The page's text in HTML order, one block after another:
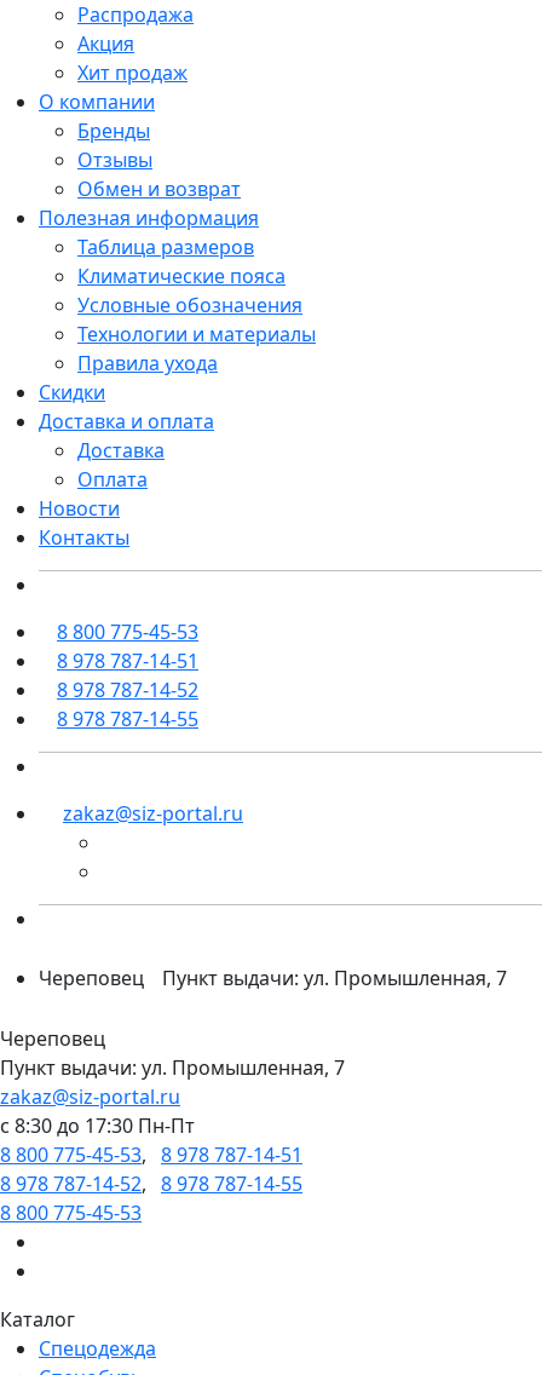
Распродажа
Акция
Хит продаж
О компании
Бренды
Отзывы
Обмен и возврат
Полезная информация
Таблица размеров
Климатические пояса
Условные обозначения
Технологии и материалы
Правила ухода
Скидки
Доставка и оплата
Доставка
Оплата
Новости
Контакты
8 800 775-45-53
8 978 787-14-51
8 978 787-14-52
8 978 787-14-55
zakaz@siz-portal.ru
Череповец Пункт выдачи: ул. Промышленная, 7
Череповец
Пункт выдачи: ул. Промышленная, 7
zakaz@siz-portal.ru
c 8:30 до 17:30 Пн-Пт
8 800 775-45-53, 8 978 787-14-51
8 978 787-14-52, 8 978 787-14-55
8 800 775-45-53
Каталог
Спецодежда